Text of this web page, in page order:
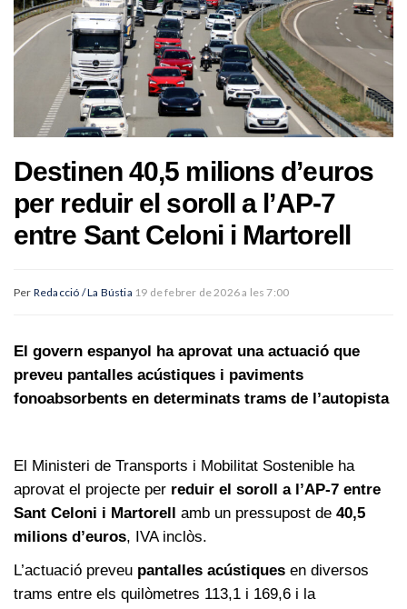
Destinen 40,5 milions d’euros
per reduir el soroll a l’AP-7
entre Sant Celoni i Martorell
Per Redacció / La Bústia 19 de febrer de 2026 a les 7:00
El govern espanyol ha aprovat una actuació que
preveu pantalles acústiques i paviments
fonoabsorbents en determinats trams de l’autopista
El Ministeri de Transports i Mobilitat Sostenible ha
aprovat el projecte per reduir el soroll a l’AP-7 entre
Sant Celoni i Martorell amb un pressupost de 40,5
milions d’euros, IVA inclòs.
L’actuació preveu pantalles acústiques en diversos
trams entre els quilòmetres 113,1 i 169,6 i la